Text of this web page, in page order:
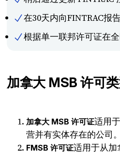
在30天内向FINTRAC报
根据单一联邦许可证在
加拿大 MSB 许可
加拿大 MSB 许可证适用
营并有实体存在的公司。
FMSB 许可证适用于从加